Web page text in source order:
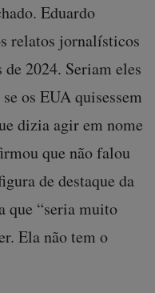
Eduardo
relatos jornalísticos
2024. Seriam eles
os EUA quisessem
dizia agir em nome
que não falou
de destaque da
que “seria muito
Ela não tem o